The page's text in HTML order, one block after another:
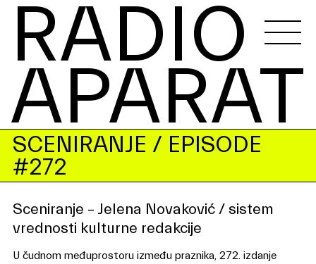
RADIO
APARAT
SCENIRANJE / EPISODE
#272
Sceniranje – Jelena Novaković / sistem
vrednosti kulturne redakcije
U čudnom međuprostoru između praznika, 272. izdanje